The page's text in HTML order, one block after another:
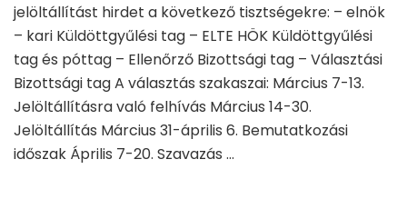
jelöltállítást hirdet a következő tisztségekre: – elnök
– kari Küldöttgyűlési tag – ELTE HÖK Küldöttgyűlési
tag és póttag – Ellenőrző Bizottsági tag – Választási
Bizottsági tag A választás szakaszai: Március 7-13.
Jelöltállításra való felhívás Március 14-30.
Jelöltállítás Március 31-április 6. Bemutatkozási
időszak Április 7-20. Szavazás …